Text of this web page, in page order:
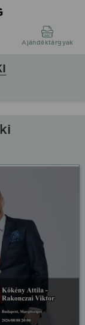
Ajándéktárgyak